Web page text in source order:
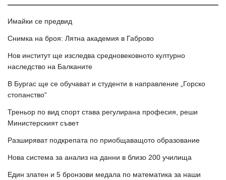
Имайки се предвид
Снимка на броя: Лятна академия в Габрово
Нов институт ще изследва средновековното културно
наследство на Балканите
В Бургас ще се обучават и студенти в направление „Горско
стопанство“
Треньор по вид спорт става регулирана професия, реши
Министерският съвет
Разширяват подкрепата по приобщаващото образование
Нова система за анализ на данни в близо 200 училища
Един златен и 5 бронзови медала по математика за наши